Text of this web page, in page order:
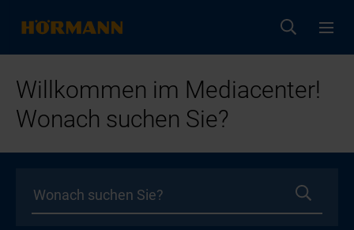
Willkommen im Mediacenter!
Wonach suchen Sie?